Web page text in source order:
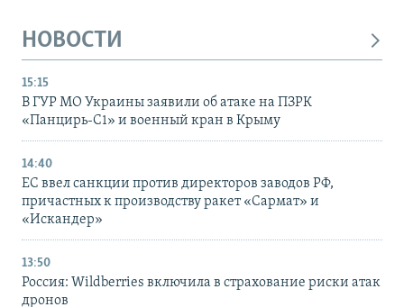
НОВОСТИ
15:15
В ГУР МО Украины заявили об атаке на ПЗРК
«Панцирь-С1» и военный кран в Крыму
14:40
ЕС ввел санкции против директоров заводов РФ,
причастных к производству ракет «Сармат» и
«Искандер»
13:50
Россия: Wildberries включила в страхование риски атак
дронов